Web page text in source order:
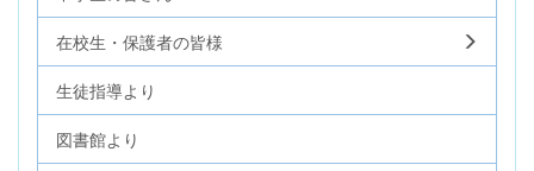
在校生・保護者の皆様
生徒指導より
図書館より